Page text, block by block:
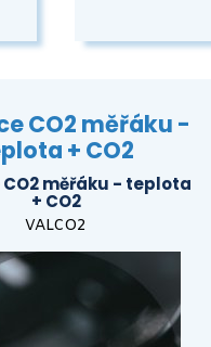
CO2 měřáku -
+ CO2
měřáku - teplota
+ CO2
VALCO2